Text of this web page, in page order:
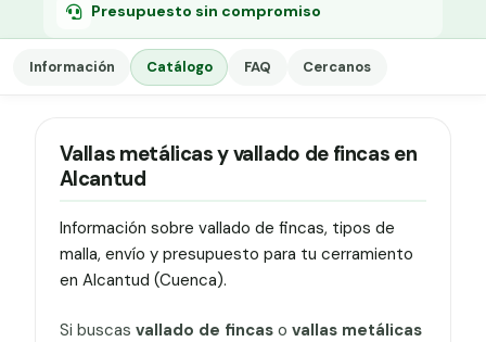
Presupuesto sin compromiso
Información Catálogo FAQ Cercanos
Vallas metálicas y vallado de fincas en
Alcantud
Información sobre vallado de fincas, tipos de
malla, envío y presupuesto para tu cerramiento
en Alcantud (Cuenca).
Si buscas vallado de fincaso vallas metálicas